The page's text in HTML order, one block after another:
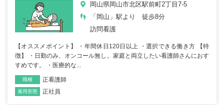
岡山県岡山市北区駅前町2丁目7-5
「岡山」駅より 徒歩8分
訪問看護
【オススメポイント】 ・年間休日120日以上 ・選択できる働き方 【特
徴】 ・日勤のみ、オンコール無し。家庭と両立したい看護師さんにおす
すめです。 ・医療的な...
職種 正看護師
雇用形態 正社員